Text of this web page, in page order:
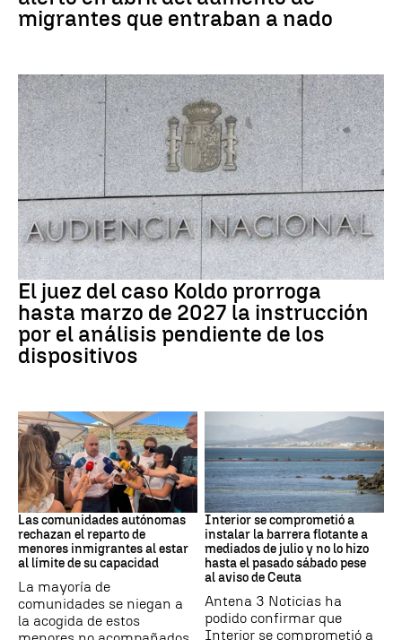
migrantes que entraban a nado
Caso Koldo
El juez del caso Koldo prorroga
hasta marzo de 2027 la instrucción
por el análisis pendiente de los
dispositivos
Crisis Migratoria
Las comunidades autónomas
rechazan el reparto de
menores inmigrantes al estar
al límite de su capacidad
La mayoría de
comunidades se niegan a
la acogida de estos
CRISIS MIGRATORIA
Interior se comprometió a
instalar la barrera flotante a
mediados de julio y no lo hizo
hasta el pasado sábado pese
al aviso de Ceuta
Antena 3 Noticias ha
podido confirmar que
Interior se comprometió a